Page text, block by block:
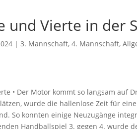
und Vierte in der
| 3. Mannschaft, 4. Mannschaft,
• Der Motor kommt so langsam auf
wurde die hallenlose Zeit für
So konnten einige Neuzugänge
Handballspiel 3. gegen 4. wurde